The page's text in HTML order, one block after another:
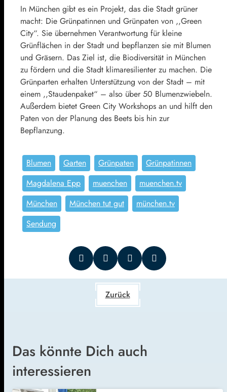
In München gibt es ein Projekt, das die Stadt grüner
macht: Die Grünpatinnen und Grünpaten von ,,Green
City“. Sie übernehmen Verantwortung für kleine
Grünflächen in der Stadt und bepflanzen sie mit Blumen
und Gräsern. Das Ziel ist, die Biodiversität in München
zu fördern und die Stadt klimaresilienter zu machen. Die
Grünparten erhalten Unterstützung von der Stadt – mit
einem ,,Staudenpaket“ – also über 50 Blumenzwiebeln.
Außerdem bietet Green City Workshops an und hilft den
Paten von der Planung des Beets bis hin zur
Bepflanzung.
Blumen Garten Grünpaten
Grünpatinnen
Magdalena Epp
muenchen
muenchen.tv
München
München tut gut
münchen.tv
Sendung
Zurück
Das könnte Dich auch
interessieren